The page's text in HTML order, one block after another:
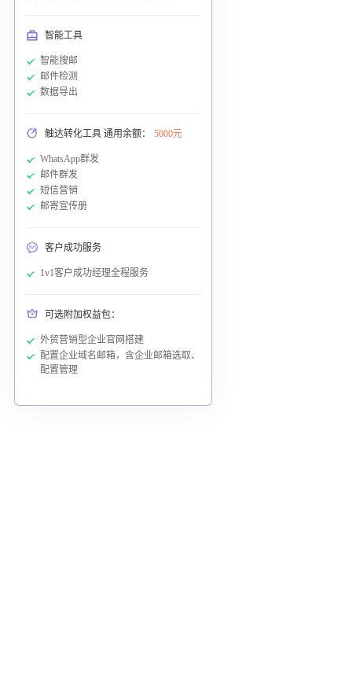
智能工具
智能搜邮
邮件检测
数据导出
触达转化工具 通用余额： 5000元
WhatsApp群发
邮件群发
短信营销
邮寄宣传册
客户成功服务
1v1客户成功经理全程服务
可选附加权益包：
外贸营销型企业官网搭建
配置企业域名邮箱，含企业邮箱选取、
配置管理